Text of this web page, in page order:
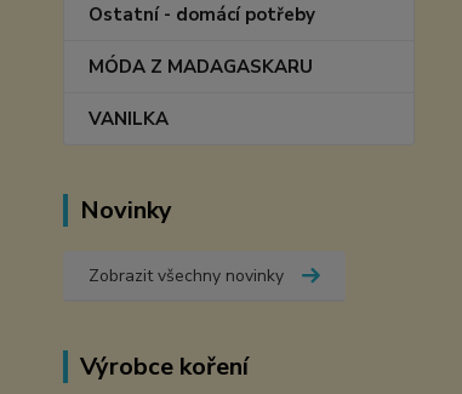
Ostatní - domácí potřeby
MÓDA Z MADAGASKARU
VANILKA
Novinky
Zobrazit všechny novinky
Výrobce koření